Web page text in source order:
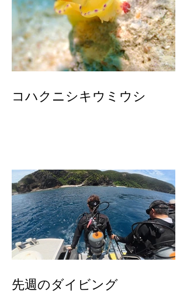
コハクニシキウミウシ
先週のダイビング